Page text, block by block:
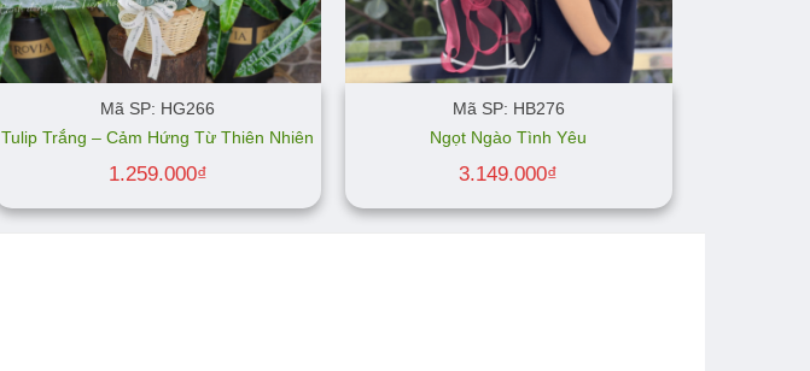
Mã SP: HG266
Tulip Trắng – Cảm Hứng Từ Thiên Nhiên
1.259.000₫
Mã SP: HB276
Ngọt Ngào Tình Yêu
3.149.000₫